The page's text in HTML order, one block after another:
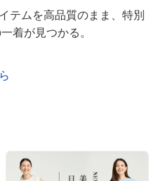
テムを高品質のまま、特別
着が見つかる。